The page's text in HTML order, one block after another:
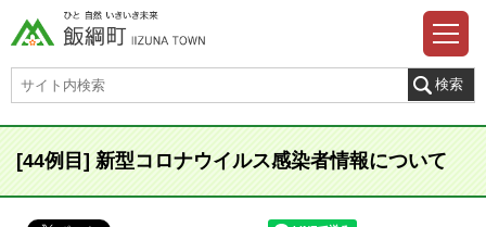
[44例目] 新型コロナウイルス感染者情報について